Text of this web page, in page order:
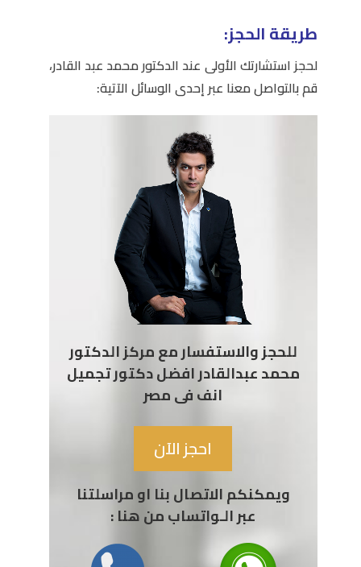
طريقة الحجز:
لحجز استشارتك الأولى عند الدكتور محمد عبد القادر،
قم بالتواصل معنا عبر إحدى الوسائل الآتية:
للحجز والاستفسار مع مركز الدكتور
محمد عبدالقادر افضل دكتور تجميل
انف فى مصر
احجز الآن
ويمكنكم الاتصال بنا او مراسلتنا
عبر الـواتساب من هنا :